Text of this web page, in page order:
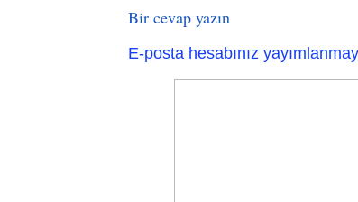
Bir cevap yazın
E-posta hesabınız